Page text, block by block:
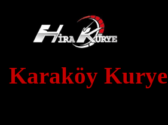
Karaköy Kurye